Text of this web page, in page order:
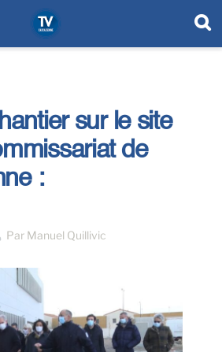
sur le site
de
:
Par Manuel Quillivic